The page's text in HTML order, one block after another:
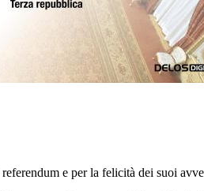
e per la felicità dei suoi